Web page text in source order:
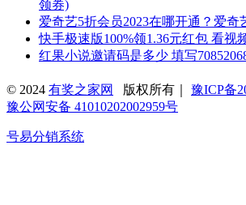
领券)
爱奇艺5折会员2023在哪开通？爱奇
快手极速版100%领1.36元红包 看视
红果小说邀请码是多少 填写
© 2024 有奖之家网 版权所有｜ 豫ICP备
豫公网安备 41010202002959号
号易分销系统